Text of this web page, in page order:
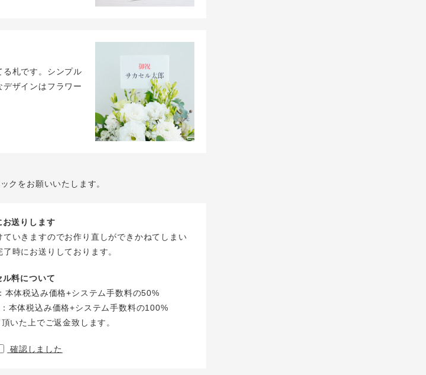
る札です。シンプル
ザインはフラワー
クをお願いいたします。
送りします
いきますのでお作り直しができかねてしまい
時にお送りしております。
料について
体税込み価格+システム手数料の50%
本体税込み価格+システム手数料の100%
いた上でご返金致します。
確認しました